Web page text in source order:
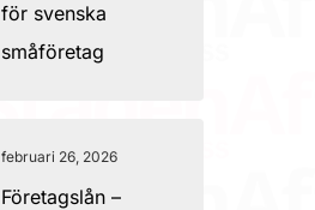
för svenska
småföretag
februari 26, 2026
Företagslån –